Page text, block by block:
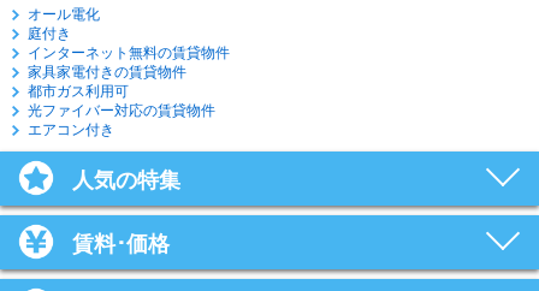
オール電化
庭付き
インターネット無料の賃貸物件
家具家電付きの賃貸物件
都市ガス利用可
光ファイバー対応の賃貸物件
エアコン付き
人気の特集
賃料･価格